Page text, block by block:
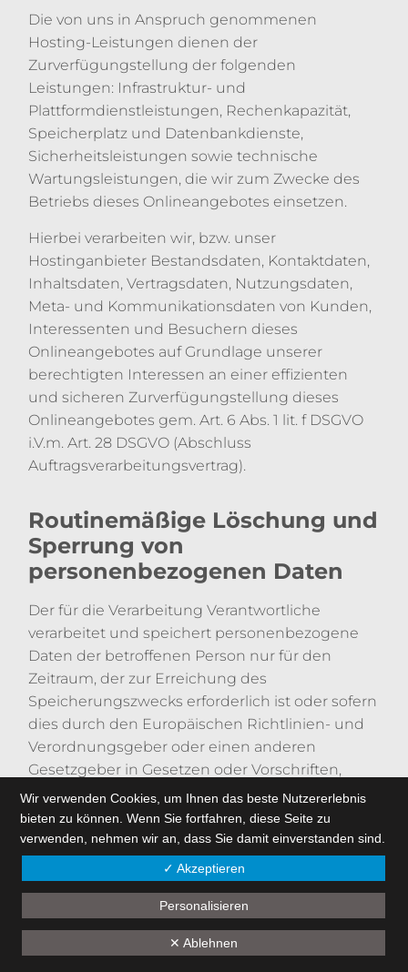
Die von uns in Anspruch genommenen
Hosting-Leistungen dienen der
Zurverfügungstellung der folgenden
Leistungen: Infrastruktur- und
Plattformdienstleistungen, Rechenkapazität,
Speicherplatz und Datenbankdienste,
Sicherheitsleistungen sowie technische
Wartungsleistungen, die wir zum Zwecke des
Betriebs dieses Onlineangebotes einsetzen.
Hierbei verarbeiten wir, bzw. unser
Hostinganbieter Bestandsdaten, Kontaktdaten,
Inhaltsdaten, Vertragsdaten, Nutzungsdaten,
Meta- und Kommunikationsdaten von Kunden,
Interessenten und Besuchern dieses
Onlineangebotes auf Grundlage unserer
berechtigten Interessen an einer effizienten
und sicheren Zurverfügungstellung dieses
Onlineangebotes gem. Art. 6 Abs. 1 lit. f DSGVO
i.V.m. Art. 28 DSGVO (Abschluss
Auftragsverarbeitungsvertrag).
Routinemäßige Löschung und
Sperrung von
personenbezogenen Daten
Der für die Verarbeitung Verantwortliche
verarbeitet und speichert personenbezogene
Daten der betroffenen Person nur für den
Zeitraum, der zur Erreichung des
Speicherungszwecks erforderlich ist oder sofern
dies durch den Europäischen Richtlinien- und
Verordnungsgeber oder einen anderen
Gesetzgeber in Gesetzen oder Vorschriften,
welchen der für die Verarbeitung
Verantwortliche unterliegt, vorgesehen wurde.
vom Europäischen Richtlinien- und
Verordnungsgeber oder einem anderen
zuständigen Gesetzgeber vorgeschriebene
Speicherfrist ab, werden die
Wir verwenden Cookies, um Ihnen das beste Nutzererlebnis
bieten zu können. Wenn Sie fortfahren, diese Seite zu
verwenden, nehmen wir an, dass Sie damit einverstanden sind.
✓ Akzeptieren
Personalisieren
✕ Ablehnen